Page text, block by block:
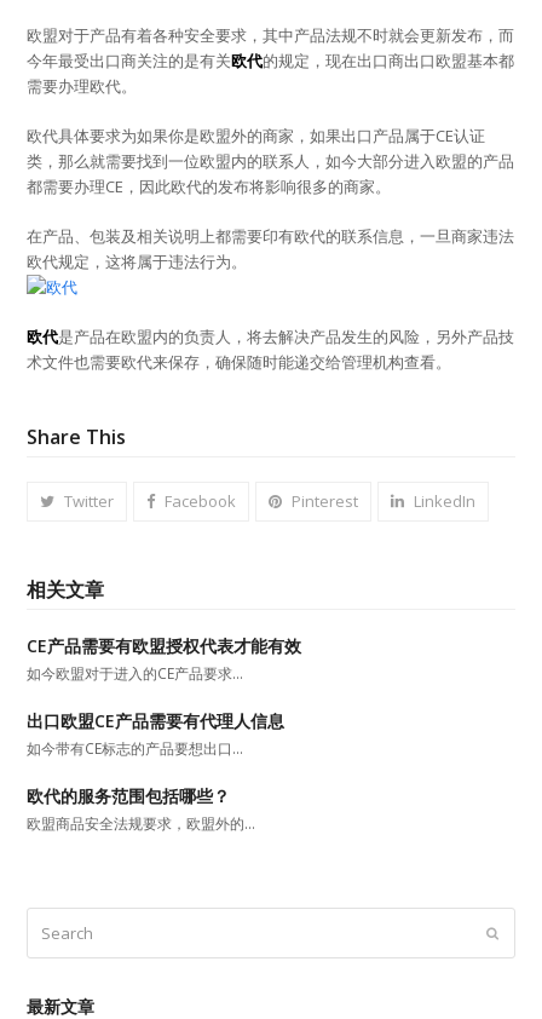
欧盟对于产品有着各种安全要求，其中产品法规不时就会更新发布，而
今年最受出口商关注的是有关欧代的规定，现在出口商出口欧盟基本都
需要办理欧代。
欧代具体要求为如果你是欧盟外的商家，如果出口产品属于CE认证
类，那么就需要找到一位欧盟内的联系人，如今大部分进入欧盟的产品
都需要办理CE，因此欧代的发布将影响很多的商家。
在产品、包装及相关说明上都需要印有欧代的联系信息，一旦商家违法
欧代规定，这将属于违法行为。
欧代是产品在欧盟内的负责人，将去解决产品发生的风险，另外产品技
术文件也需要欧代来保存，确保随时能递交给管理机构查看。
Share This
Twitter Facebook Pinterest LinkedIn
相关文章
CE产品需要有欧盟授权代表才能有效
如今欧盟对于进入的CE产品要求…
出口欧盟CE产品需要有代理人信息
如今带有CE标志的产品要想出口…
欧代的服务范围包括哪些？
欧盟商品安全法规要求，欧盟外的…
最新文章